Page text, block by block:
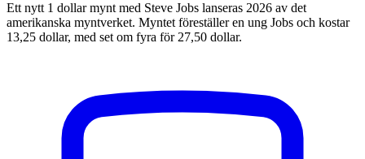
Ett nytt 1 dollar mynt med Steve Jobs lanseras 2026 av det
amerikanska myntverket. Myntet föreställer en ung Jobs och kostar
13,25 dollar, med set om fyra för 27,50 dollar.